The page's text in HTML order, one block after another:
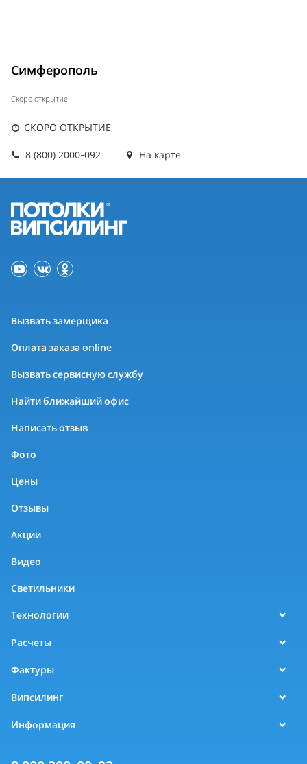
Симферополь
Скоро открытие
СКОРО ОТКРЫТИЕ
8 (800) 2000-092 На карте
Вызвать замерщика
Оплата заказа online
Вызвать сервисную службу
Найти ближайший офис
Написать отзыв
Фото
Цены
Отзывы
Акции
Видео
Светильники
Технологии
Расчеты
Фактуры
Випсилинг
Информация